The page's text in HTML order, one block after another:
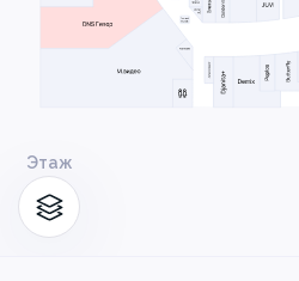
Свободная площадь
Этаж